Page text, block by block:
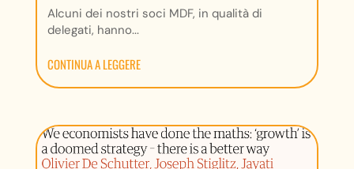
Alcuni dei nostri soci MDF, in qualità di
delegati, hanno...
CONTINUA A LEGGERE